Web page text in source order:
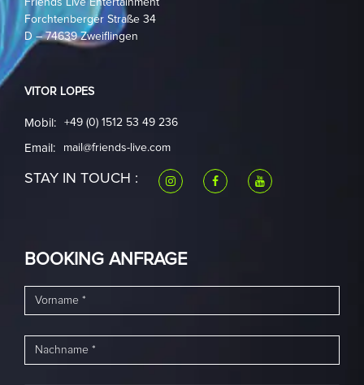
Friends Live Entertainment
Forchtenberger Straße 34
D – 74639 Zweiflingen
VITOR LOPES
Mobil: +49 (0) 1512 53 49 236
Email: mail@friends-live.com
STAY IN TOUCH :
BOOKING ANFRAGE